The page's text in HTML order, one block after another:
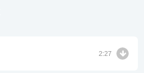
2:27